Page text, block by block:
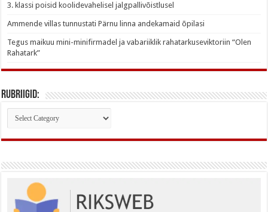
3. klassi poisid koolidevahelisel jalgpallivõistlusel
Ammende villas tunnustati Pärnu linna andekamaid õpilasi
Tegus maikuu mini-minifirmadel ja vabariiklik rahatarkuseviktoriin “Olen
Rahatark”
Rubriigid:
Rubriigid: